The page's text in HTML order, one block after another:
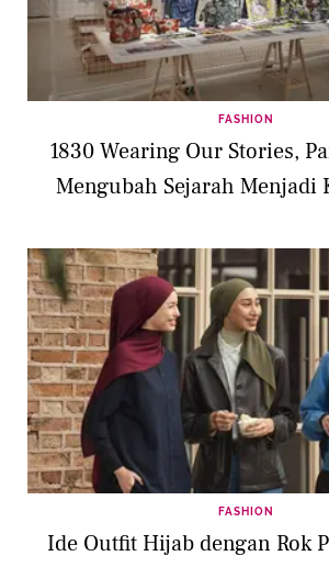
FASHION
1830 Wearing Our Stories,
Mengubah Sejarah Menjadi
FASHION
Ide Outfit Hijab dengan Rok